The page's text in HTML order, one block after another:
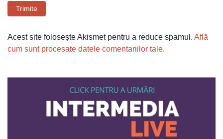
Trimite
Acest site folosește Akismet pentru a reduce spamul. Află
cum sunt procesate datele comentariilor tale.